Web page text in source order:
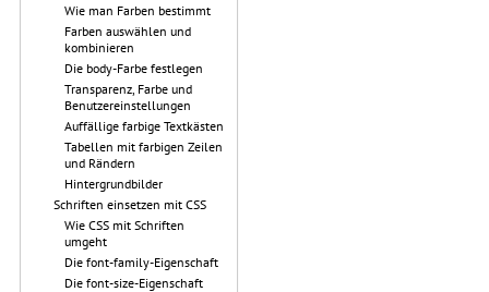
Wie man Farben bestimmt
Farben auswählen und
kombinieren
Die body-Farbe festlegen
Transparenz, Farbe und
Benutzereinstellungen
Auffällige farbige Textkästen
Tabellen mit farbigen Zeilen
und Rändern
Hintergrundbilder
Schriften einsetzen mit CSS
Wie CSS mit Schriften
umgeht
Die font-family-Eigenschaft
Die font-size-Eigenschaft